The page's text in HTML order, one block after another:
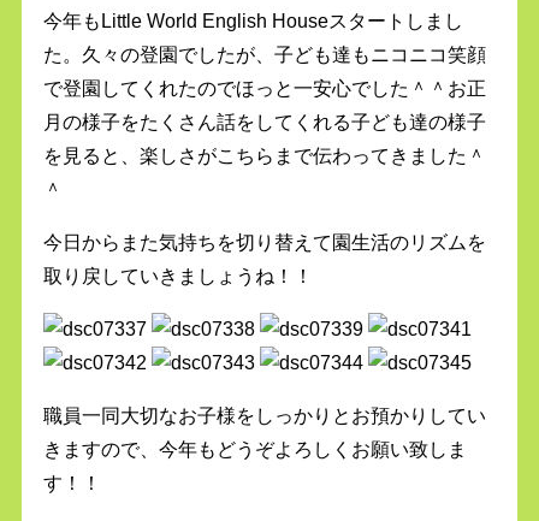
今年もLittle World English Houseスタートしまし
た。久々の登園でしたが、子ども達もニコニコ笑顔
で登園してくれたのでほっと一安心でした＾＾お正
月の様子をたくさん話をしてくれる子ども達の様子
を見ると、楽しさがこちらまで伝わってきました＾
＾
今日からまた気持ちを切り替えて園生活のリズムを
取り戻していきましょうね！！
職員一同大切なお子様をしっかりとお預かりしてい
きますので、今年もどうぞよろしくお願い致しま
す！！